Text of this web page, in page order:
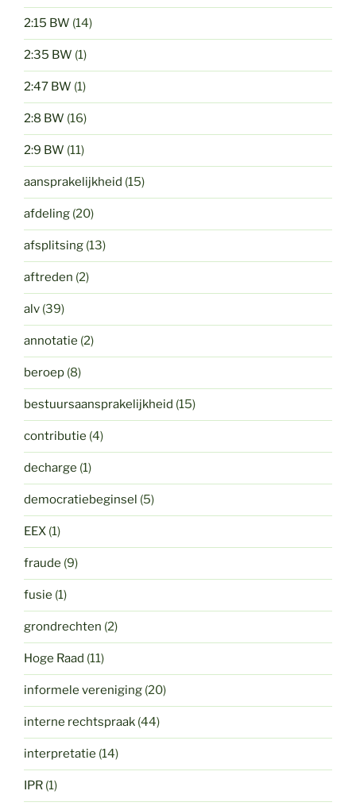
2:15 BW (14)
2:35 BW (1)
2:47 BW (1)
2:8 BW (16)
2:9 BW (11)
aansprakelijkheid (15)
afdeling (20)
afsplitsing (13)
aftreden (2)
alv (39)
annotatie (2)
beroep (8)
bestuursaansprakelijkheid (15)
contributie (4)
decharge (1)
democratiebeginsel (5)
EEX (1)
fraude (9)
fusie (1)
grondrechten (2)
Hoge Raad (11)
informele vereniging (20)
interne rechtspraak (44)
interpretatie (14)
IPR (1)